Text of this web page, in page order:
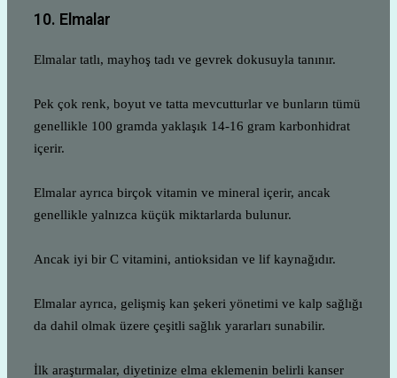
10. Elmalar
Elmalar tatlı, mayhoş tadı ve gevrek dokusuyla tanınır.
Pek çok renk, boyut ve tatta mevcutturlar ve bunların tümü
genellikle 100 gramda yaklaşık 14-16 gram karbonhidrat
içerir.
Elmalar ayrıca birçok vitamin ve mineral içerir, ancak
genellikle yalnızca küçük miktarlarda bulunur.
Ancak iyi bir C vitamini, antioksidan ve lif kaynağıdır.
Elmalar ayrıca, gelişmiş kan şekeri yönetimi ve kalp sağlığı
da dahil olmak üzere çeşitli sağlık yararları sunabilir.
İlk araştırmalar, diyetinize elma eklemenin belirli kanser